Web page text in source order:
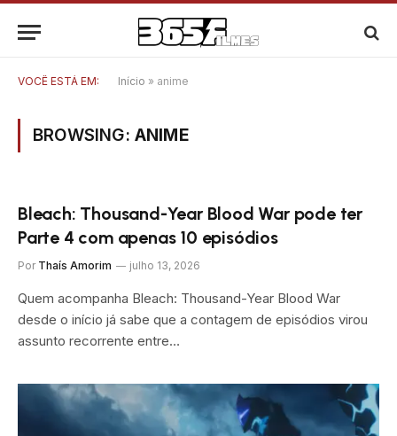
VOCÊ ESTÁ EM: Início » anime
BROWSING: ANIME
Bleach: Thousand-Year Blood War pode ter
Parte 4 com apenas 10 episódios
Por Thaís Amorim julho 13, 2026
Quem acompanha Bleach: Thousand-Year Blood War
desde o início já sabe que a contagem de episódios virou
assunto recorrente entre…